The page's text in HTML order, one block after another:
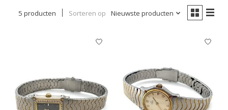
5 producten Sorteren op Nieuwste producten